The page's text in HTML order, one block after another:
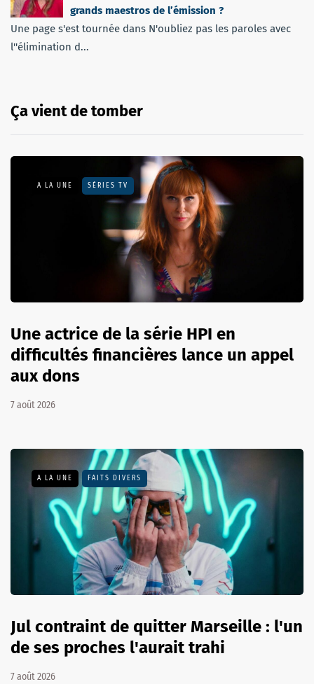
grands maestros de l’émission ?
Une page s'est tournée dans N'oubliez pas les paroles avec
l''élimination d...
Ça vient de tomber
A LA UNE SÉRIES TV
Une actrice de la série HPI en
difficultés financières lance un appel
aux dons
7 août 2026
A LA UNE FAITS DIVERS
Jul contraint de quitter Marseille : l'un
de ses proches l'aurait trahi
7 août 2026